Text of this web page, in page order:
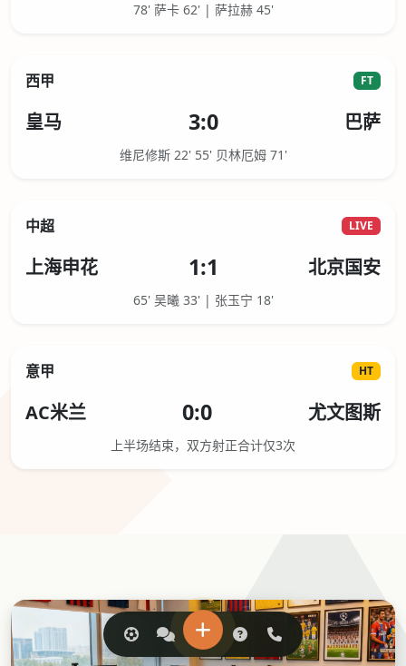
78' 萨卡 62' | 萨拉赫 45'
西甲 FT
皇马 3:0 巴萨
维尼修斯 22' 55' 贝林厄姆 71'
中超 LIVE
上海申花 1:1 北京国安
65' 吴曦 33' | 张玉宁 18'
意甲 HT
AC米兰 0:0 尤文图斯
上半场结束，双方射正合计仅3次